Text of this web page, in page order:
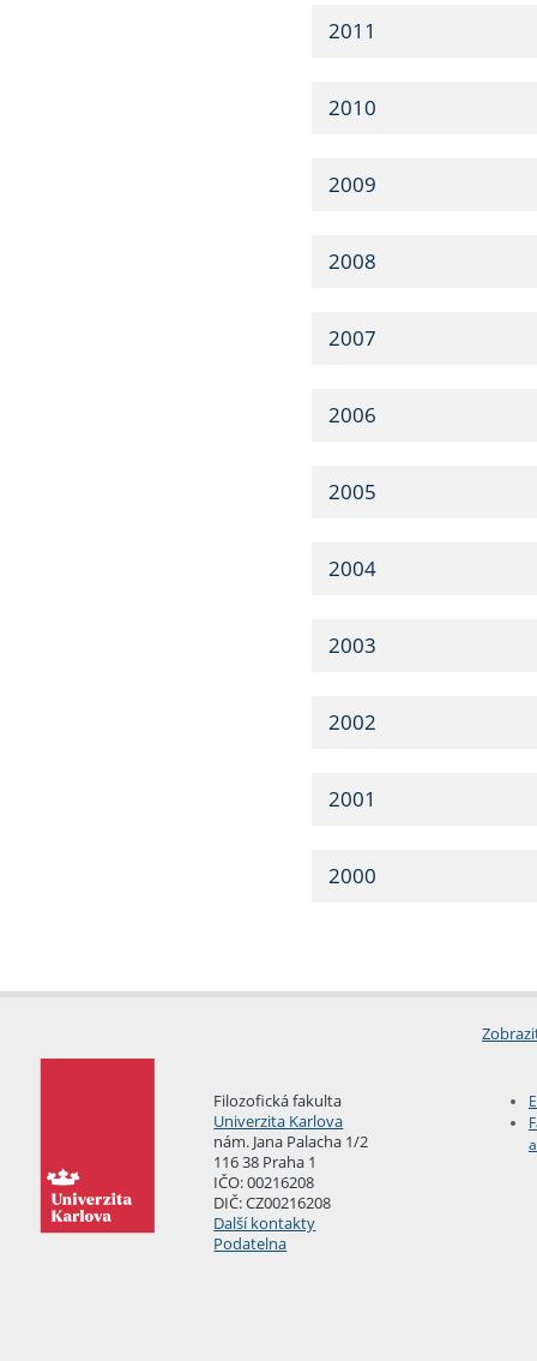
2011
2010
2009
2008
2007
2006
2005
2004
2003
2002
2001
2000
Filozofická fakulta
Univerzita Karlova
nám. Jana Palacha 1/2
116 38 Praha 1
IČO: 00216208
DIČ: CZ00216208
Další kontakty
Podatelna